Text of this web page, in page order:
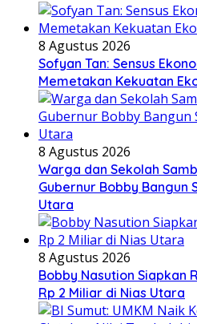
8 Agustus 2026
Sofyan Tan: Sensus
Memetakan Kekuatan
8 Agustus 2026
Warga dan Sekolah
Gubernur Bobby Bangun
Utara
8 Agustus 2026
Bobby Nasution Siapkan
Rp 2 Miliar di Nias Utara